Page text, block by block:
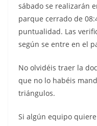
sábado se realizarán
parque cerrado de
puntualidad. Las
según se entre en el
No olvidéis traer la
que no lo habéis
triángulos.
Si algún equipo